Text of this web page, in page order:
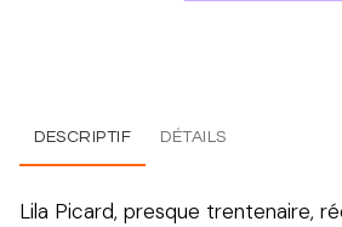
DESCRIPTIF DÉTAILS
Lila Picard, presque trentenaire,